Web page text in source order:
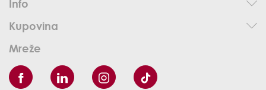
Info
Kupovina
Mreže